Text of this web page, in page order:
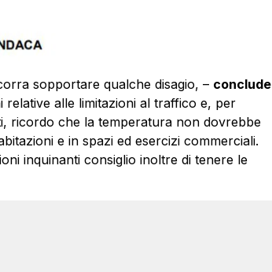
sopportare qualche disagio, – conclude
relative alle limitazioni al traffico e, per
ricordo che la temperatura non dovrebbe
e in spazi ed esercizi commerciali.
inquinanti consiglio inoltre di tenere le